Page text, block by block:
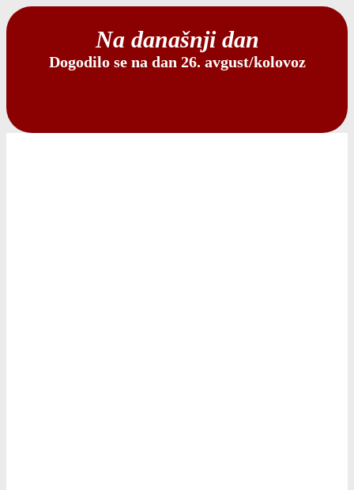
Na današnji dan
Dogodilo se na dan 26. avgust/kolovoz